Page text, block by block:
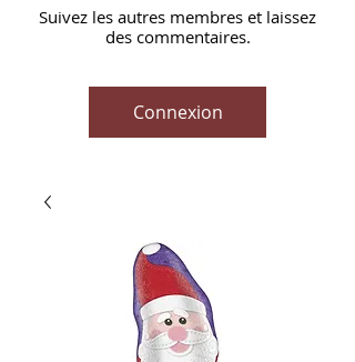
Suivez les autres membres et laissez
des commentaires.
Connexion